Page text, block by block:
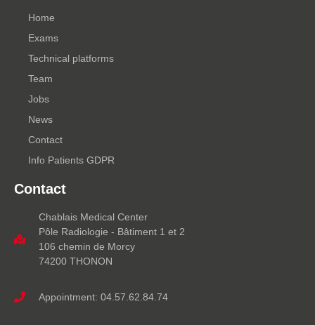
Home
Exams
Technical platforms
Team
Jobs
News
Contact
Info Patients GDPR
Contact
Chablais Medical Center
Pôle Radiologie - Bâtiment 1 et 2
106 chemin de Morcy
74200 THONON
Appointment: 04.57.62.84.74